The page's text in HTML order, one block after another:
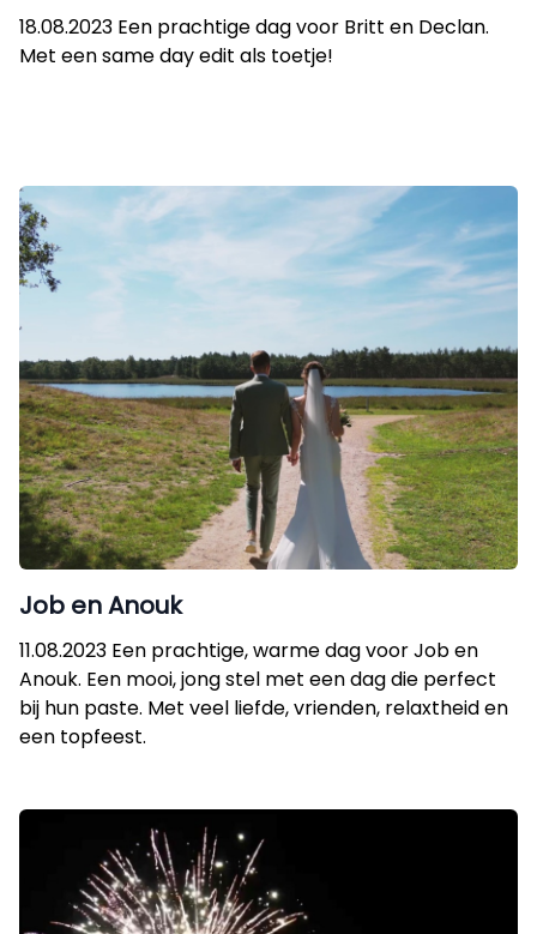
18.08.2023 Een prachtige dag voor Britt en Declan.
Met een same day edit als toetje!
Job en Anouk
11.08.2023 Een prachtige, warme dag voor Job en
Anouk. Een mooi, jong stel met een dag die perfect
bij hun paste. Met veel liefde, vrienden, relaxtheid en
een topfeest.